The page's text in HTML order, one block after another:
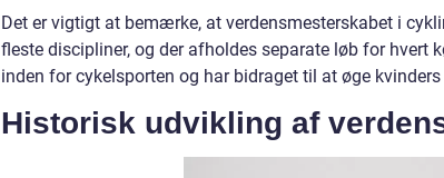
Det er vigtigt at bemærke, at verdensmesterskabet i
fleste discipliner, og der afholdes separate løb for hvert
inden for cykelsporten og har bidraget til at øge
Historisk udvikling af